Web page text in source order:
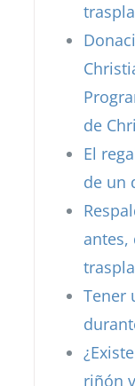
de
El
de un
antes,
Tener
riñón